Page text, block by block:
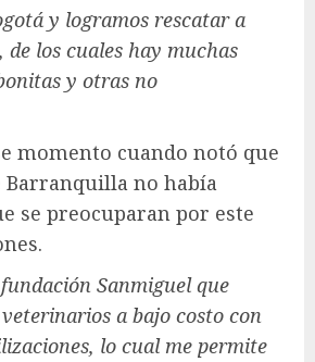
y logramos rescatar a
de los cuales hay muchas
y otras no
momento cuando notó que
Barranquilla no había
se preocuparan por este
Sanmiguel que
a bajo costo con
lo cual me permite